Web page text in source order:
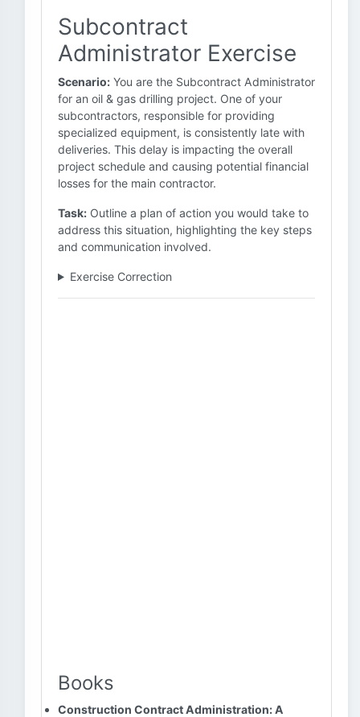
Subcontract
Administrator Exercise
Scenario: You are the Subcontract Administrator
for an oil & gas drilling project. One of your
subcontractors, responsible for providing
specialized equipment, is consistently late with
deliveries. This delay is impacting the overall
project schedule and causing potential financial
losses for the main contractor.
Task: Outline a plan of action you would take to
address this situation, highlighting the key steps
and communication involved.
Exercise Correction
Books
Construction Contract Administration: A